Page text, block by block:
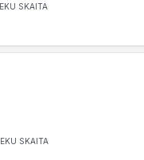
SKAITA
SKAITA